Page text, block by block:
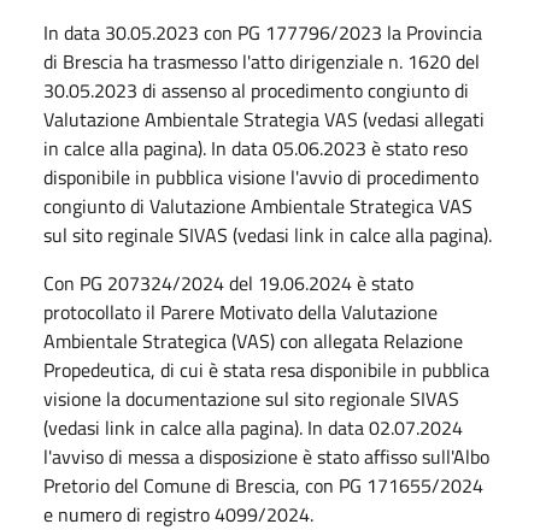
In data 30.05.2023 con PG 177796/2023 la Provincia
di Brescia ha trasmesso l'atto dirigenziale n. 1620 del
30.05.2023 di assenso al procedimento congiunto di
Valutazione Ambientale Strategia VAS (vedasi allegati
in calce alla pagina). In data 05.06.2023 è stato reso
disponibile in pubblica visione l'avvio di procedimento
congiunto di Valutazione Ambientale Strategica VAS
sul sito reginale SIVAS (vedasi link in calce alla pagina).
Con PG 207324/2024 del 19.06.2024 è stato
protocollato il Parere Motivato della Valutazione
Ambientale Strategica (VAS) con allegata Relazione
Propedeutica, di cui è stata resa disponibile in pubblica
visione la documentazione sul sito regionale SIVAS
(vedasi link in calce alla pagina). In data 02.07.2024
l'avviso di messa a disposizione è stato affisso sull'Albo
Pretorio del Comune di Brescia, con PG 171655/2024
e numero di registro 4099/2024.